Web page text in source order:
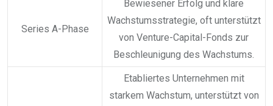
Series A-Phase
Bewiesener Erfolg und klare
Wachstumsstrategie, oft unterstützt
von Venture-Capital-Fonds zur
Beschleunigung des Wachstums.
Etabliertes Unternehmen mit
starkem Wachstum, unterstützt von